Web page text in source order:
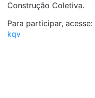
Construção Coletiva.
Para participar, acesse:
kqv